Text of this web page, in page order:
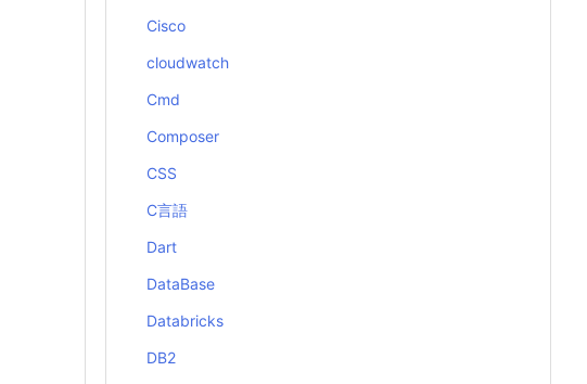
Cisco
cloudwatch
Cmd
Composer
CSS
C言語
Dart
DataBase
Databricks
DB2